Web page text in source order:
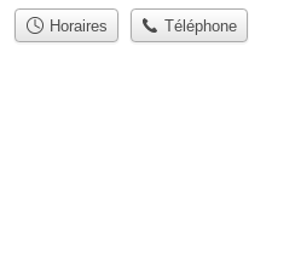
Horaires Téléphone